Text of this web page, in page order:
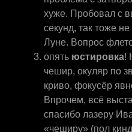
хуже. Пробовал с
секунд, так тоже
Луне. Вопрос
опять юстировка!
чешир, окуляр по
криво, фокусёр
Впрочем, всё
спасибо лазеру
«чеширу» (пол